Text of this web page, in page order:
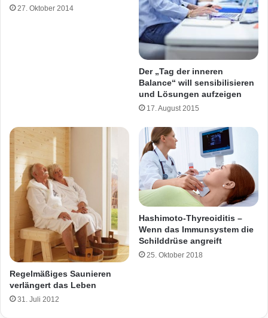
27. Oktober 2014
Der „Tag der inneren
Balance“ will sensibilisieren
und Lösungen aufzeigen
17. August 2015
Regelmäßiges Saunieren
verlängert das Leben
31. Juli 2012
Hashimoto-Thyreoiditis –
Wenn das Immunsystem die
Schilddrüse angreift
25. Oktober 2018